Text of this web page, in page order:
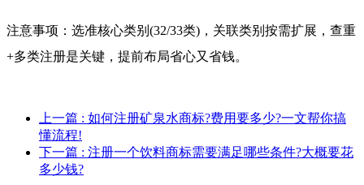
注意事项：选准核心类别(32/33类)，关联类别按需扩展，查重
+多类注册是关键，提前布局省心又省钱。
上一篇 : 如何注册矿泉水商标?费用要多少?一文帮你搞
懂流程!
下一篇 : 注册一个饮料商标需要满足哪些条件?大概要花
多少钱?